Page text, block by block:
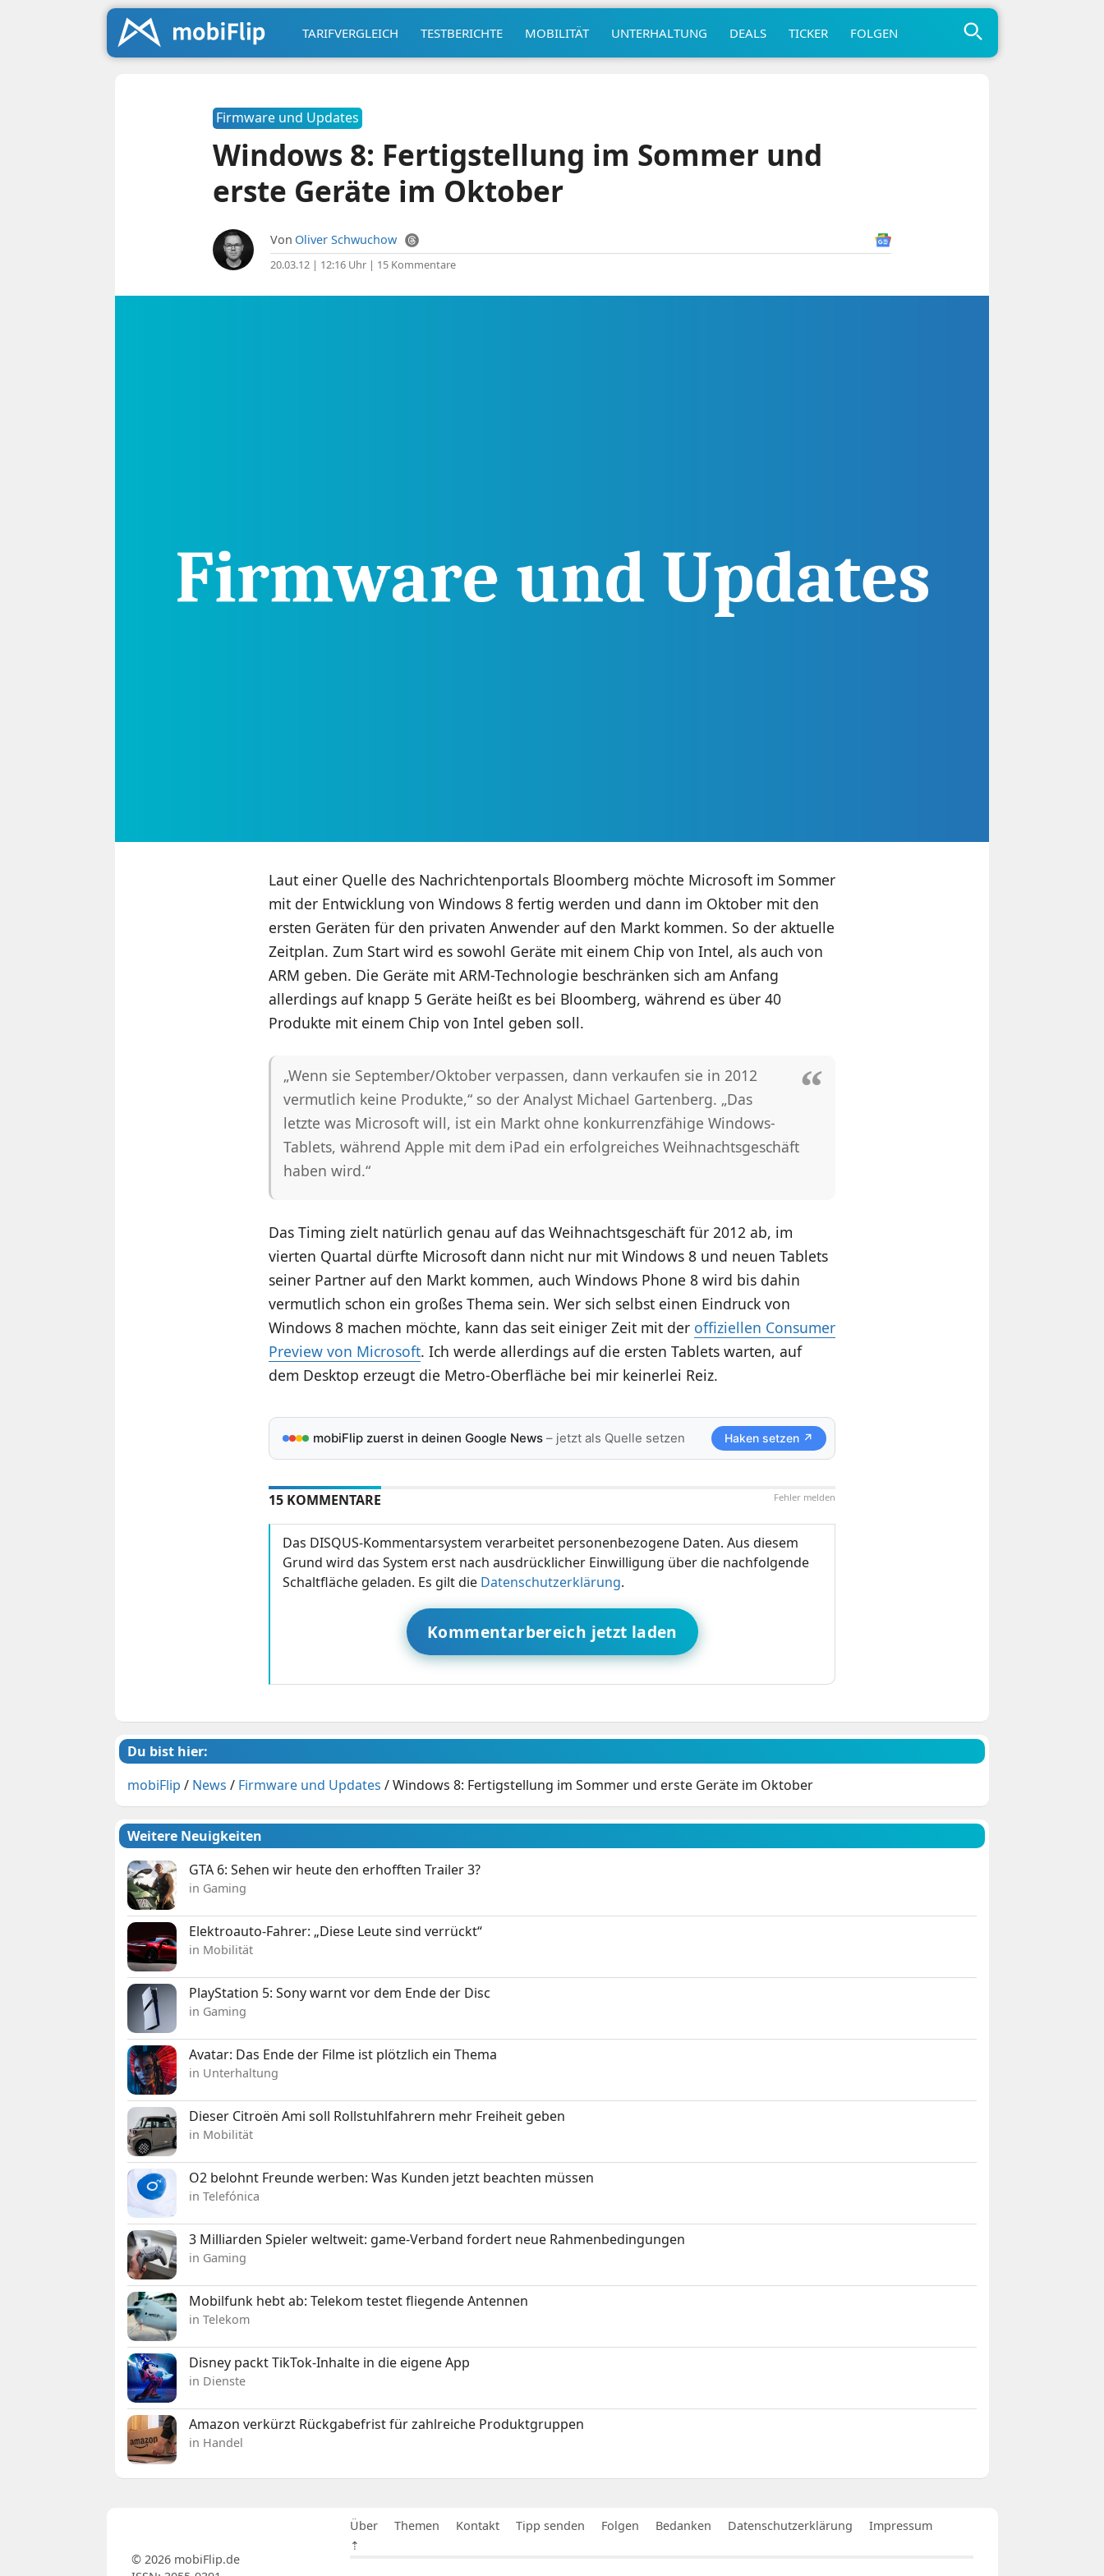
TARIFVERGLEICH TESTBERICHTE MOBILITÄT UNTERHALTUNG DEALS TICKER FOLGEN
Firmware und Updates
Windows 8: Fertigstellung im Sommer und
erste Geräte im Oktober
Von Oliver Schwuchow
20.03.12 | 12:16 Uhr| 15 Kommentare
Laut einer Quelle des Nachrichtenportals Bloomberg möchte Microsoft im Sommer
mit der Entwicklung von Windows 8 fertig werden und dann im Oktober mit den
ersten Geräten für den privaten Anwender auf den Markt kommen. So der aktuelle
Zeitplan. Zum Start wird es sowohl Geräte mit einem Chip von Intel, als auch von
ARM geben. Die Geräte mit ARM-Technologie beschränken sich am Anfang
allerdings auf knapp 5 Geräte heißt es bei Bloomberg, während es über 40
Produkte mit einem Chip von Intel geben soll.
„Wenn sie September/Oktober verpassen, dann verkaufen sie in 2012
vermutlich keine Produkte,“ so der Analyst Michael Gartenberg. „Das
letzte was Microsoft will, ist ein Markt ohne konkurrenzfähige Windows-
Tablets, während Apple mit dem iPad ein erfolgreiches Weihnachtsgeschäft
haben wird.“
Das Timing zielt natürlich genau auf das Weihnachtsgeschäft für 2012 ab, im
vierten Quartal dürfte Microsoft dann nicht nur mit Windows 8 und neuen Tablets
seiner Partner auf den Markt kommen, auch Windows Phone 8 wird bis dahin
vermutlich schon ein großes Thema sein. Wer sich selbst einen Eindruck von
Windows 8 machen möchte, kann das seit einiger Zeit mit der offiziellen Consumer
Preview von Microsoft. Ich werde allerdings auf die ersten Tablets warten, auf
dem Desktop erzeugt die Metro-Oberfläche bei mir keinerlei Reiz.
mobiFlip zuerst in deinen Google News– jetzt als Quelle setzen Haken setzen ↗
Fehler melden
15 KOMMENTARE
Das DISQUS-Kommentarsystem verarbeitet personenbezogene Daten. Aus diesem
Grund wird das System erst nach ausdrücklicher Einwilligung über die nachfolgende
Schaltfläche geladen. Es gilt die Datenschutzerklärung.
Kommentarbereich jetzt laden
Du bist hier:
mobiFlip / News / Firmware und Updates /Windows 8: Fertigstellung im Sommer und erste Geräte im Oktober
Weitere Neuigkeiten
GTA 6: Sehen wir heute den erhofften Trailer 3?
in Gaming
Elektroauto-Fahrer: „Diese Leute sind verrückt“
in Mobilität
PlayStation 5: Sony warnt vor dem Ende der Disc
in Gaming
Avatar: Das Ende der Filme ist plötzlich ein Thema
in Unterhaltung
Dieser Citroën Ami soll Rollstuhlfahrern mehr Freiheit geben
in Mobilität
O2 belohnt Freunde werben: Was Kunden jetzt beachten müssen
in Telefónica
3 Milliarden Spieler weltweit: game-Verband fordert neue Rahmenbedingungen
in Gaming
Mobilfunk hebt ab: Telekom testet fliegende Antennen
in Telekom
Disney packt TikTok-Inhalte in die eigene App
in Dienste
Amazon verkürzt Rückgabefrist für zahlreiche Produktgruppen
in Handel
Über Themen Kontakt Tipp senden Folgen Bedanken Datenschutzerklärung
Impressum
⇡
© 2026 mobiFlip.de